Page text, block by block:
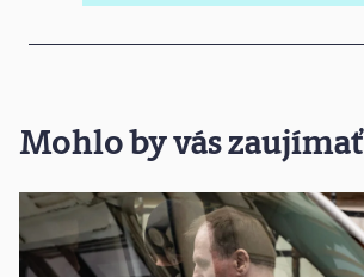
Mohlo by vás zaujímať